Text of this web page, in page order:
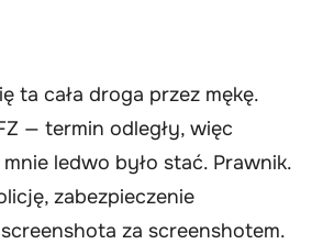
ta cała droga przez mękę.
— termin odległy, więc
ledwo było stać. Prawnik.
zabezpieczenie
za screenshotem.